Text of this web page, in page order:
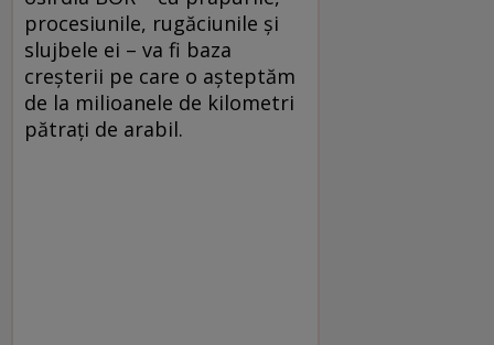
procesiunile, rugăciunile şi
slujbele ei – va fi baza
creşterii pe care o aşteptăm
de la milioanele de kilometri
pătraţi de arabil.